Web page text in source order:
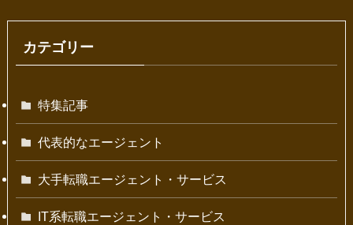
カテゴリー
特集記事
代表的なエージェント
大手転職エージェント・サービス
IT系転職エージェント・サービス